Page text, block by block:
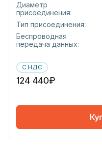
Диаметр
присоединения:
Тип присоединения:
Беспроводная
передача данных:
С НДС
124 440₽